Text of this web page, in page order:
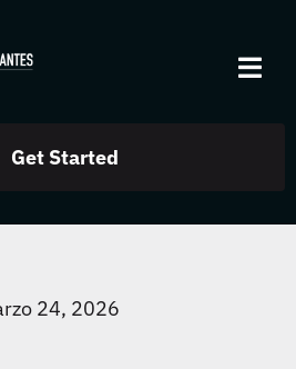
Get Started
24, 2026